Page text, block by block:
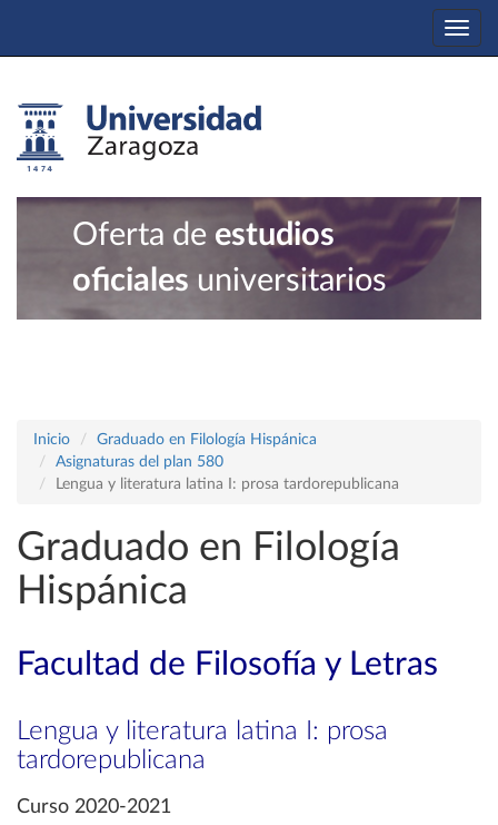
Oferta de estudios
oficiales universitarios
Inicio
Graduado en Filología Hispánica
Asignaturas del plan 580
Lengua y literatura latina I: prosa tardorepublicana
Graduado en Filología
Hispánica
Facultad de Filosofía y Letras
Lengua y literatura latina I: prosa
tardorepublicana
Curso 2020-2021